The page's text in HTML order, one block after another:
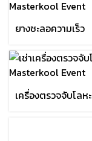
ยางชะลอความเร็ว
เครื่องตรวจจับโลหะ